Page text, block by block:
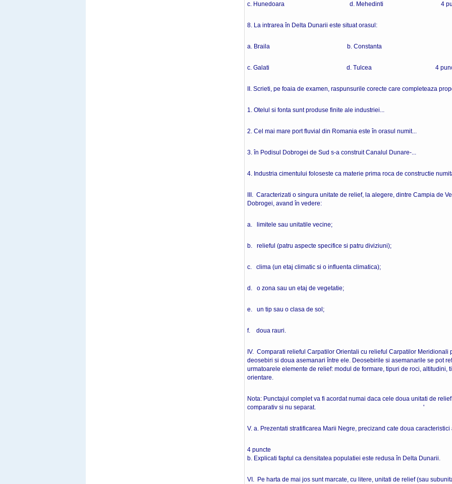
c. Hunedoara d. Mehedinti 4
8. La intrarea în Delta Dunarii este situat orasul:
a. Braila b. Constanta
c. Galati d. Tulcea 4
II. Scrieti, pe foaia de examen, raspunsurile corecte care completeaza
1. Otelul si fonta sunt produse finite ale
2. Cel mai mare port fluvial din Romania este în orasul
3. în Podisul Dobrogei de Sud s-a construit Canalul
4. Industria cimentului foloseste ca materie prima roca de
III. Caracterizati o singura unitate de relief, la alegere, dintre Campia de
Dobrogei, avand în vedere:
a. limitele sau unitatile vecine;
b. relieful (patru aspecte specifice si patru diviziuni);
c. clima (un etaj climatic si o influenta climatica);
d. o zona sau un etaj de vegetatie;
e. un tip sau o clasa de sol;
f. doua rauri. 16
IV. Comparati relieful Carpatilor Orientali cu relieful Carpatilor Meridionali
deosebiri si doua asemanari între ele. Deosebirile si asemanarile se pot
urmatoarele elemente de relief: modul de formare, tipuri de roci, altitudini,
orientare.
Nota: Punctajul complet va fi acordat numai daca cele doua unitati de
comparativ si nu separat. ' 8
V. a. Prezentati stratificarea Marii Negre, precizand cate doua caracteristici
4 puncte
b. Explicati faptul ca densitatea populatiei este redusa în Delta
VI. Pe harta de mai jos sunt marcate, cu litere, unitati de relief (sau